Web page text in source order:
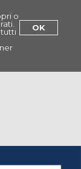
o
tutti
OK